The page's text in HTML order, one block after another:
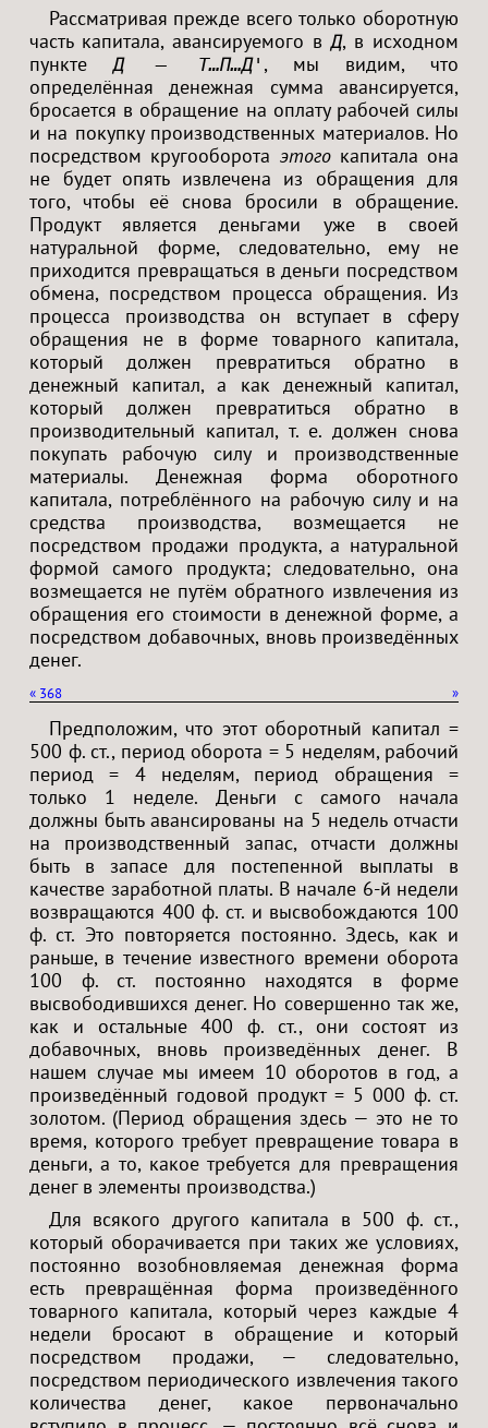
Рассматривая прежде всего только оборотную
часть капитала, авансируемого вД, в исходном
пунктеД — Т…П…Д' , мы видим, что
определённая денежная сумма авансируется,
бросается в обращение на оплату рабочей силы
и на покупку производственных материалов. Но
посредством кругооборота этогокапитала она
не будет опять извлечена из обращения для
того, чтобы её снова бросили в обращение.
Продукт является деньгами уже в своей
натуральной форме, следовательно, ему не
приходится превращаться в деньги посредством
обмена, посредством процесса обращения. Из
процесса производства он вступает в сферу
обращения не в форме товарного капитала,
который должен превратиться обратно в
денежный капитал, а как денежный капитал,
который должен превратиться обратно в
производительный капитал, т. е. должен снова
покупать рабочую силу и производственные
материалы. Денежная форма оборотного
капитала, потреблённого на рабочую силу и на
средства производства, возмещается не
посредством продажи продукта, а натуральной
формой самого продукта; следовательно, она
возмещается не путём обратного извлечения из
обращения его стоимости в денежной форме, а
посредством добавочных, вновь произведённых
денег.
« »
368
Предположим, что этот оборотный капитал =
500 ф. ст., период оборота = 5 неделям, рабочий
период = 4 неделям, период обращения =
только 1 неделе. Деньги с самого начала
должны быть авансированы на 5 недель отчасти
на производственный запас, отчасти должны
быть в запасе для постепенной выплаты в
качестве заработной платы. В начале 6-й недели
возвращаются 400 ф. ст. и высвобождаются 100
ф. ст. Это повторяется постоянно. Здесь, как и
раньше, в течение известного времени оборота
100 ф. ст. постоянно находятся в форме
высвободившихся денег. Но совершенно так же,
как и остальные 400 ф. ст., они состоят из
добавочных, вновь произведённых денег. В
нашем случае мы имеем 10 оборотов в год, а
произведённый годовой продукт = 5 000 ф. ст.
золотом. (Период обращения здесь — это не то
время, которого требует превращение товара в
деньги, а то, какое требуется для превращения
денег в элементы производства.)
Для всякого другого капитала в 500 ф. ст.,
который оборачивается при таких же условиях,
постоянно возобновляемая денежная форма
есть превращённая форма произведённого
товарного капитала, который через каждые 4
недели бросают в обращение и который
посредством продажи, — следовательно,
посредством периодического извлечения такого
количества денег, какое первоначально